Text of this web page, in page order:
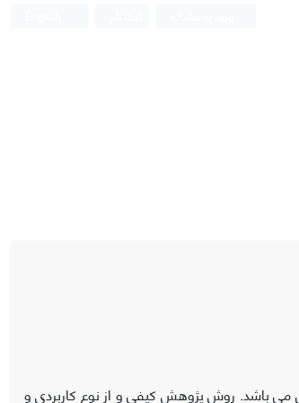
می باشد. روش پژوهش کیفی و از نوع کاربردی و